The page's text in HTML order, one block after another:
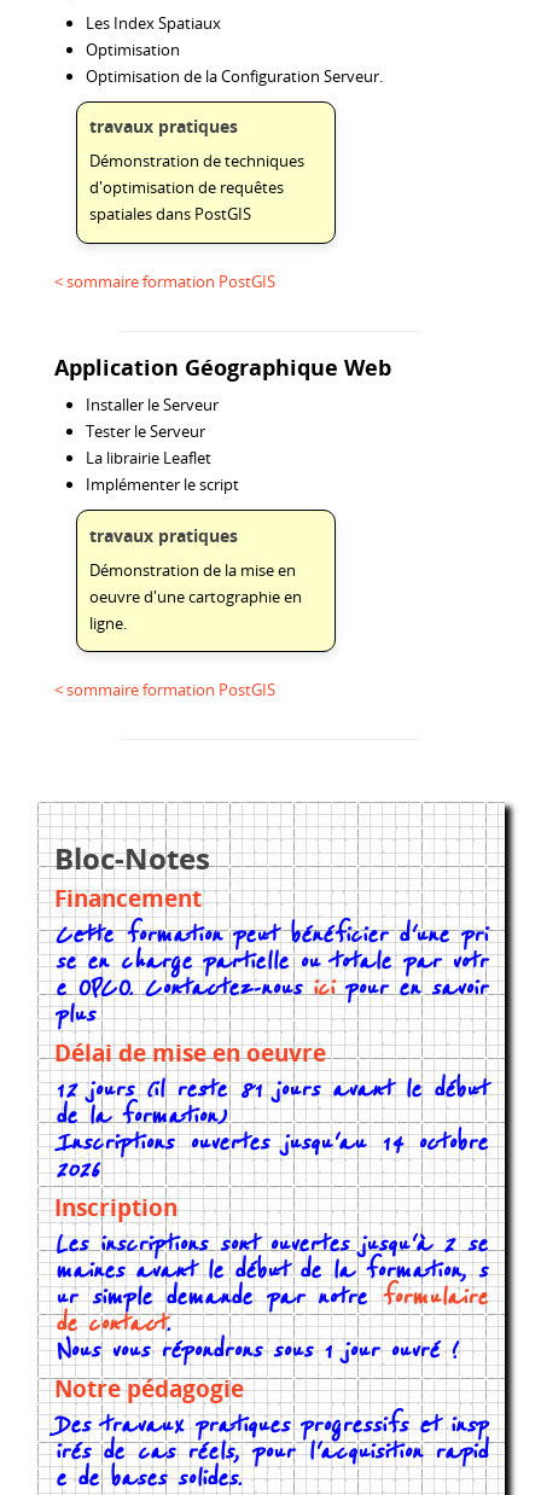
Les Index Spatiaux
Optimisation
Optimisation de la Configuration Serveur.
travaux pratiques
Démonstration de techniques
d'optimisation de requêtes
spatiales dans PostGIS
< sommaire formation PostGIS
Application Géographique Web
Installer le Serveur
Tester le Serveur
La librairie Leaflet
Implémenter le script
travaux pratiques
Démonstration de la mise en
oeuvre d'une cartographie en
ligne.
< sommaire formation PostGIS
Bloc-Notes
Financement
Cette formation peut bénéficier d'une pri
se en charge partielle ou totale par votr
e OPCO. Contactez-nousicipour en savoir
plus
Délai de mise en oeuvre
12 jours (il reste 81 jours avant le début
de la formation)
Inscriptions ouvertes jusqu'au 14 octobre
2026
Inscription
Les inscriptions sont ouvertes jusqu'à 2 se
maines avant le début de la formation, s
ur simple demande par notreformulaire
de contact.
Nous vous répondrons sous 1 jour ouvré !
Notre pédagogie
Des travaux pratiques progressifs et insp
irés de cas réels, pour l'acquisition rapid
e de bases solides.